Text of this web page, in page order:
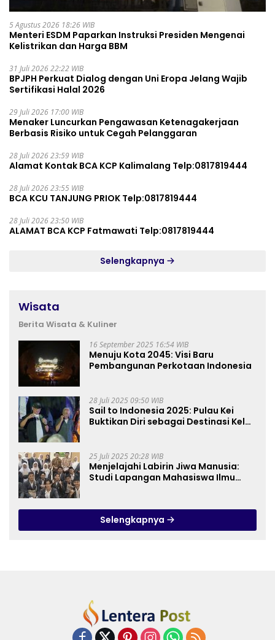
5 Agustus 2026 18:26 WIB
Menteri ESDM Paparkan Instruksi Presiden Mengenai
Kelistrikan dan Harga BBM
31 Juli 2026 22:22 WIB
BPJPH Perkuat Dialog dengan Uni Eropa Jelang Wajib
Sertifikasi Halal 2026
29 Juli 2026 17:00 WIB
Menaker Luncurkan Pengawasan Ketenagakerjaan
Berbasis Risiko untuk Cegah Pelanggaran
28 Juli 2026 23:59 WIB
Alamat Kontak BCA KCP Kalimalang Telp:0817819444
28 Juli 2026 23:55 WIB
BCA KCU TANJUNG PRIOK Telp:0817819444
28 Juli 2026 23:50 WIB
ALAMAT BCA KCP Fatmawati Telp:0817819444
Selengkapnya
Wisata
Berita Wisata & Kuliner
16 September 2025 16:54 WIB
Menuju Kota 2045: Visi Baru
Pembangunan Perkotaan Indonesia
28 Juli 2025 09:50 WIB
Sail to Indonesia 2025: Pulau Kei
Buktikan Diri sebagai Destinasi Kelas
25 Juli 2025 20:28 WIB
Menjelajahi Labirin Jiwa Manusia:
Studi Lapangan Mahasiswa Ilmu
Selengkapnya